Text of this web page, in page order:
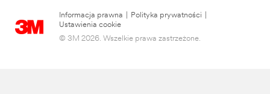
Informacja prawna Polityka prywatności
Ustawienia cookie
© 3M 2026. Wszelkie prawa zastrzeżone.